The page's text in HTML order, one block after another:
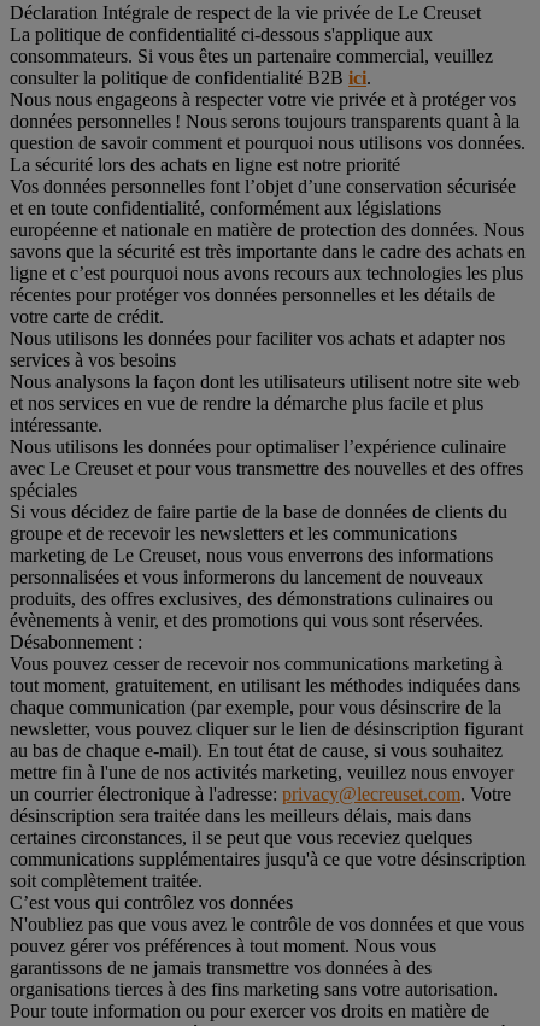
Déclaration Intégrale de respect de la vie privée de Le Creuset
La politique de confidentialité ci-dessous s'applique aux
consommateurs. Si vous êtes un partenaire commercial, veuillez
consulter la politique de confidentialité B2B ici.
Nous nous engageons à respecter votre vie privée et à protéger vos
données personnelles ! Nous serons toujours transparents quant à la
question de savoir comment et pourquoi nous utilisons vos données.
La sécurité lors des achats en ligne est notre priorité
Vos données personnelles font l’objet d’une conservation sécurisée
et en toute confidentialité, conformément aux législations
européenne et nationale en matière de protection des données. Nous
savons que la sécurité est très importante dans le cadre des achats en
ligne et c’est pourquoi nous avons recours aux technologies les plus
récentes pour protéger vos données personnelles et les détails de
votre carte de crédit.
Nous utilisons les données pour faciliter vos achats et adapter nos
services à vos besoins
Nous analysons la façon dont les utilisateurs utilisent notre site web
et nos services en vue de rendre la démarche plus facile et plus
intéressante.
Nous utilisons les données pour optimaliser l’expérience culinaire
avec Le Creuset et pour vous transmettre des nouvelles et des offres
spéciales
Si vous décidez de faire partie de la base de données de clients du
groupe et de recevoir les newsletters et les communications
marketing de Le Creuset, nous vous enverrons des informations
personnalisées et vous informerons du lancement de nouveaux
produits, des offres exclusives, des démonstrations culinaires ou
évènements à venir, et des promotions qui vous sont réservées.
Désabonnement :
Vous pouvez cesser de recevoir nos communications marketing à
tout moment, gratuitement, en utilisant les méthodes indiquées dans
chaque communication (par exemple, pour vous désinscrire de la
newsletter, vous pouvez cliquer sur le lien de désinscription figurant
au bas de chaque e-mail). En tout état de cause, si vous souhaitez
mettre fin à l'une de nos activités marketing, veuillez nous envoyer
un courrier électronique à l'adresse: privacy@lecreuset.com. Votre
désinscription sera traitée dans les meilleurs délais, mais dans
certaines circonstances, il se peut que vous receviez quelques
communications supplémentaires jusqu'à ce que votre désinscription
soit complètement traitée.
C’est vous qui contrôlez vos données
N'oubliez pas que vous avez le contrôle de vos données et que vous
pouvez gérer vos préférences à tout moment. Nous vous
garantissons de ne jamais transmettre vos données à des
organisations tierces à des fins marketing sans votre autorisation.
Pour toute information ou pour exercer vos droits en matière de